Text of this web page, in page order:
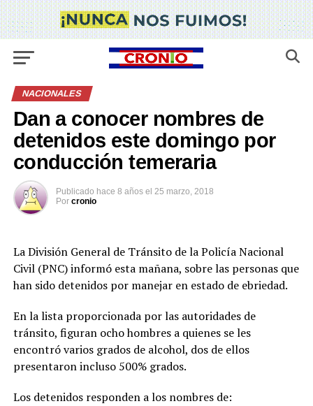
NACIONALES
Dan a conocer nombres de
detenidos este domingo por
conducción temeraria
Publicado hace 8 años el 25 marzo, 2018
Por cronio
La División General de Tránsito de la Policía Nacional
Civil (PNC) informó esta mañana, sobre las personas que
han sido detenidos por manejar en estado de ebriedad.
En la lista proporcionada por las autoridades de
tránsito, figuran ocho hombres a quienes se les
encontró varios grados de alcohol, dos de ellos
presentaron incluso 500% grados.
Los detenidos responden a los nombres de: